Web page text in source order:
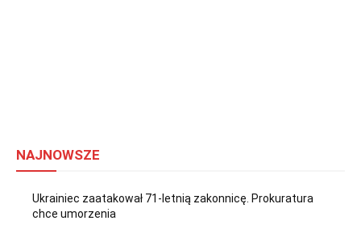
NAJNOWSZE
Ukrainiec zaatakował 71-letnią zakonnicę. Prokuratura
chce umorzenia